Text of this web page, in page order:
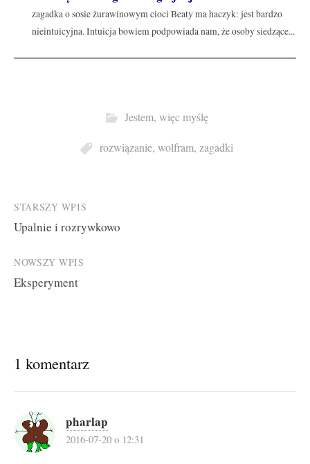
zagadka o sosie żurawinowym cioci Beaty ma haczyk: jest bardzo
nieintuicyjna. Intuicja bowiem podpowiada nam, że osoby siedzące...
Jestem, więc myślę
rozwiązanie, wolfram, zagadki
Post
navigation
STARSZY WPIS
Upalnie i rozrywkowo
NOWSZY WPIS
Eksperyment
1 komentarz
pharlap
2016-07-20 o 12:31